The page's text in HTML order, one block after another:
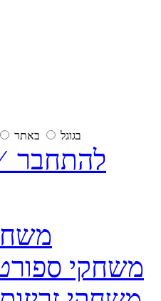
בגוגל באתר
להתחבר
משחקי